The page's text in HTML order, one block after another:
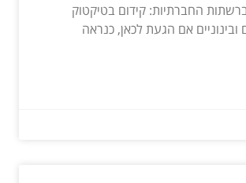
החברתיות: קידום בטיקטוק
אם הגעת לכאן, כנראה